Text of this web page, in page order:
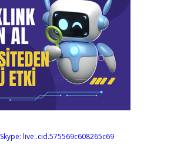
Skype: live:.cid.575569c608265c69